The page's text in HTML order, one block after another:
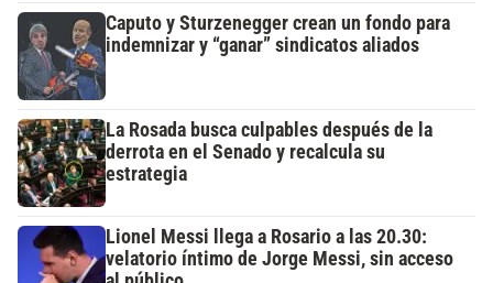
Caputo y Sturzenegger crean un fondo para
indemnizar y “ganar” sindicatos aliados
La Rosada busca culpables después de la
derrota en el Senado y recalcula su
estrategia
Lionel Messi llega a Rosario a las 20.30:
velatorio íntimo de Jorge Messi, sin acceso